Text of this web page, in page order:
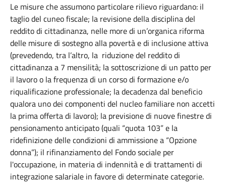
Le misure che assumono particolare rilievo riguardano: il
taglio del cuneo fiscale; la revisione della disciplina del
reddito di cittadinanza, nelle more di un’organica riforma
delle misure di sostegno alla povertà e di inclusione attiva
(prevedendo, tra l’altro, la riduzione del reddito di
cittadinanza a 7 mensilità; la sottoscrizione di un patto per
il lavoro o la frequenza di un corso di formazione e/o
riqualificazione professionale; la decadenza dal beneficio
qualora uno dei componenti del nucleo familiare non accetti
la prima offerta di lavoro); la previsione di nuove finestre di
pensionamento anticipato (quali “quota 103” e la
ridefinizione delle condizioni di ammissione a “Opzione
donna”); il rifinanziamento del Fondo sociale per
l'occupazione, in materia di indennità e di trattamenti di
integrazione salariale in favore di determinate categorie.